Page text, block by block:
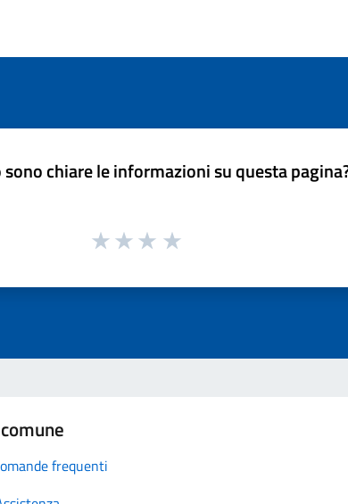
sono chiare le informazioni su questa
frequenti